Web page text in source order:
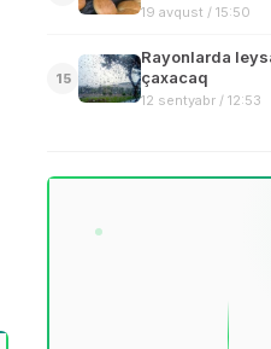
19 avqust / 15:50
15
Rayonlarda
çaxacaq
12 sentyabr / 12:53